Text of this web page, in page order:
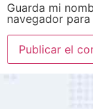
Guarda mi
navegador